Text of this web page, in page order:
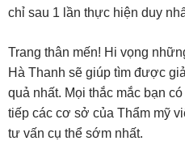
chỉ sau 1 lần thực hiện duy
Trang thân mến! Hi vọng
Hà Thanh sẽ giúp tìm được
quả nhất. Mọi thắc mắc bạn
tiếp các cơ sở của Thẩm mỹ
tư vấn cụ thể sớm nhất.